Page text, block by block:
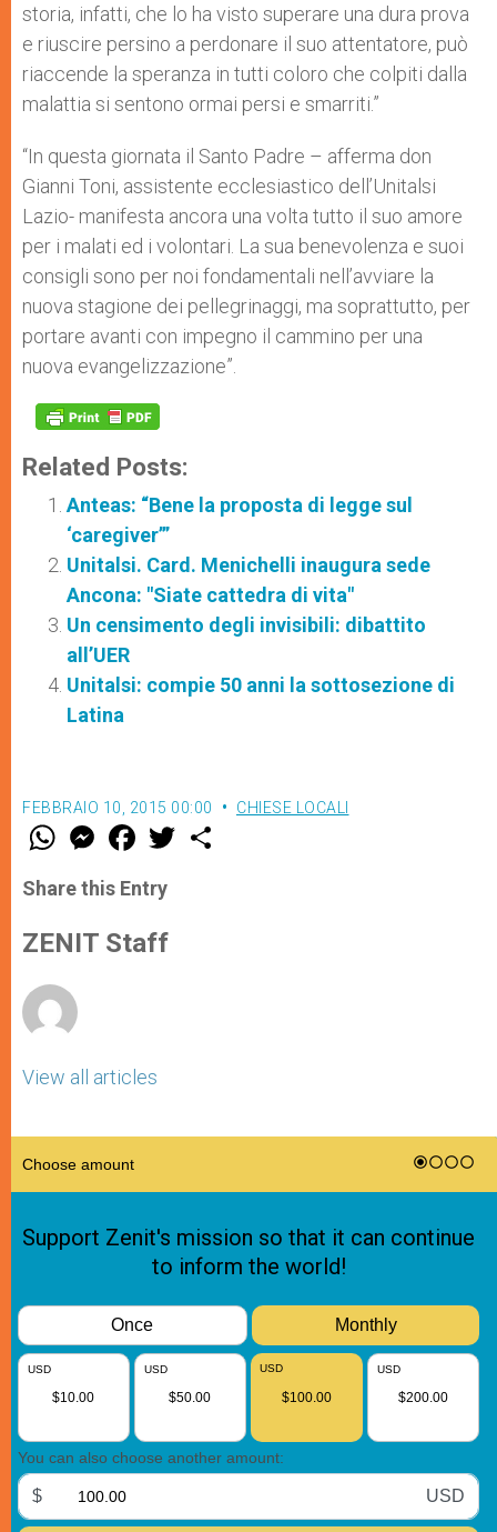
storia, infatti, che lo ha visto superare una dura prova
e riuscire persino a perdonare il suo attentatore, può
riaccende la speranza in tutti coloro che colpiti dalla
malattia si sentono ormai persi e smarriti.”
“In questa giornata il Santo Padre – afferma don
Gianni Toni, assistente ecclesiastico dell’Unitalsi
Lazio- manifesta ancora una volta tutto il suo amore
per i malati ed i volontari. La sua benevolenza e suoi
consigli sono per noi fondamentali nell’avviare la
nuova stagione dei pellegrinaggi, ma soprattutto, per
portare avanti con impegno il cammino per una
nuova evangelizzazione”.
Related Posts:
Anteas: “Bene la proposta di legge sul
‘caregiver’”
Unitalsi. Card. Menichelli inaugura sede
Ancona: "Siate cattedra di vita"
Un censimento degli invisibili: dibattito
all’UER
Unitalsi: compie 50 anni la sottosezione di
Latina
FEBBRAIO 10, 2015 00:00 CHIESE LOCALI
W
t
s
p
p
M
e
s
e
g
e
F
a
e
b
o
k
w
Share this Entry
ZENIT Staff
View all articles